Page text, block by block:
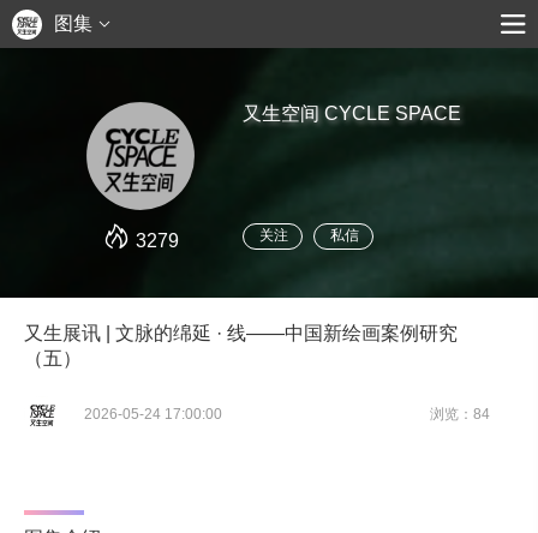
图集
3279
又生空间 CYCLE SPACE
关注 私信
又生展讯 | 文脉的绵延 · 线——中国新绘画案例研究
（五）
2026-05-24 17:00:00 浏览：84